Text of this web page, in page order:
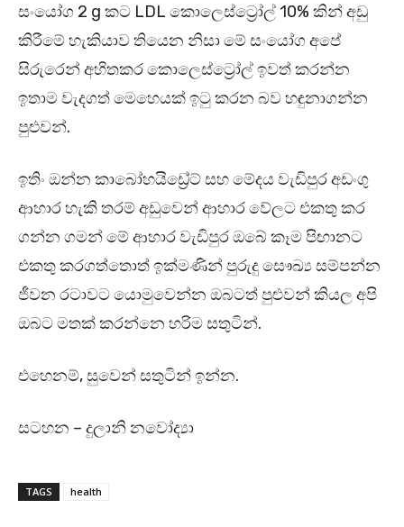
සං‍යෝග 2 g කට LDL කොලෙස්ට්‍රෝල් 10% කින් අඩු
කිරීමේ හැකියාව තියෙන නිසා මේ සං‍යෝග අපේ
සිරුරෙන් අහිතකර කොලෙස්ට්‍රෝල් ඉවත් කරන්න
ඉතාම වැදගත් මෙහෙයක් ඉටු කරන බව හඳුනාගන්න
පුළුවන්.
ඉතිං ඔන්න කාබෝහයිඩ්‍රේට් සහ මේදය වැඩිපුර අඩංගු
ආහාර හැකි තරම් අඩුවෙන් ආහාර වේලට එකතු කර
ගන්න ගමන් මේ ආහාර වැඩිපුර ඔබේ කෑම පිඟානට
එකතු කරගත්තොත් ඉක්මණින් පුරුදු සෞඛ්‍ය සම්පන්න
ජීවන රටාවට යොමුවෙන්න ඔබටත් පුළුවන් කියල අපි
ඔබට මතක් කරන්නෙ හරිම සතුටින්.
එහෙනම්, සුවෙන් සතුටින් ඉන්න.
සටහන – දුලානි නවෝද්‍යා
TAGS health